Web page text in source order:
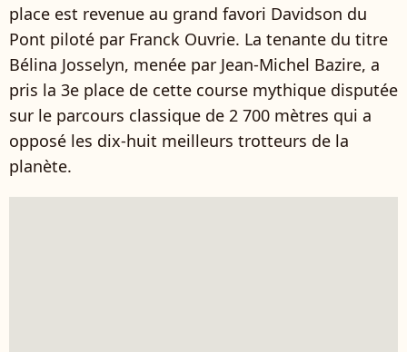
place est revenue au grand favori Davidson du
Pont piloté par Franck Ouvrie. La tenante du titre
Bélina Josselyn, menée par Jean-Michel Bazire, a
pris la 3e place de cette course mythique disputée
sur le parcours classique de 2 700 mètres qui a
opposé les dix-huit meilleurs trotteurs de la
planète.